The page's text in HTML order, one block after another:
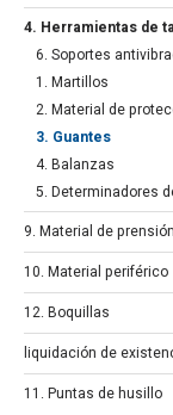
4. Herramientas de
6. Soportes
1. Martillos
2. Material de
3. Guantes
4. Balanzas
5. Determinadores
9. Material de prensión
10. Material periférico
12. Boquillas
liquidación de
11. Puntas de husillo